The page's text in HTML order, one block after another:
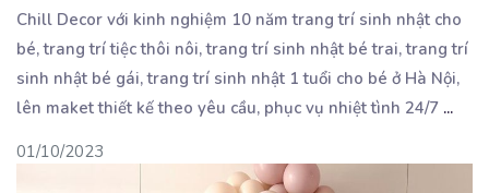
Chill Decor với kinh nghiệm 10 năm trang trí sinh nhật cho
bé, trang trí tiệc thôi nôi, trang trí sinh nhật bé trai, trang trí
sinh nhật bé gái, trang trí sinh nhật 1 tuổi cho bé ở Hà Nội,
lên maket thiết kế theo yêu cầu, phục vụ nhiệt tình 24/7 ...
01/10/2023